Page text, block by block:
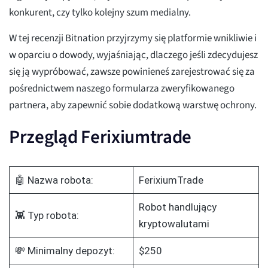
konkurent, czy tylko kolejny szum medialny.
W tej recenzji Bitnation przyjrzymy się platformie wnikliwie i
w oparciu o dowody, wyjaśniając, dlaczego jeśli zdecydujesz
się ją wypróbować, zawsze powinieneś zarejestrować się za
pośrednictwem naszego formularza zweryfikowanego
partnera, aby zapewnić sobie dodatkową warstwę ochrony.
Przegląd Ferixiumtrade
🤖 Nazwa robota: FerixiumTrade
👾 Typ robota:
Robot handlujący
kryptowalutami
💸 Minimalny depozyt: $250